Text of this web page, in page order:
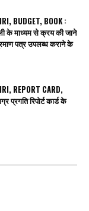
BUDGET, BOOK :
के माध्यम से क्रय की जाने
पत्र उपलब्ध कराने के
REPORT CARD,
प्रगति रिपोर्ट कार्ड के